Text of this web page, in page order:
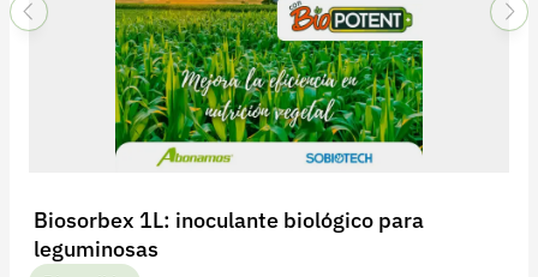
Biosorbex 1L: inoculante biológico para
leguminosas
Política de privacidad
Iniciar sesión
Recuperar contraseña
Contacto